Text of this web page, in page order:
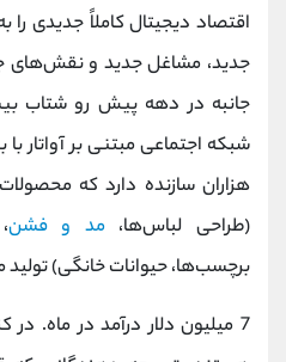
اقتصاد دیجیتال کاملاً جدیدی
جدید، مشاغل جدید و نقش‌های
هزاران سازنده دارد که
(طراحی لباس‌ها،مد و فشن
برچسب‌ها، حیوانات خانگی)